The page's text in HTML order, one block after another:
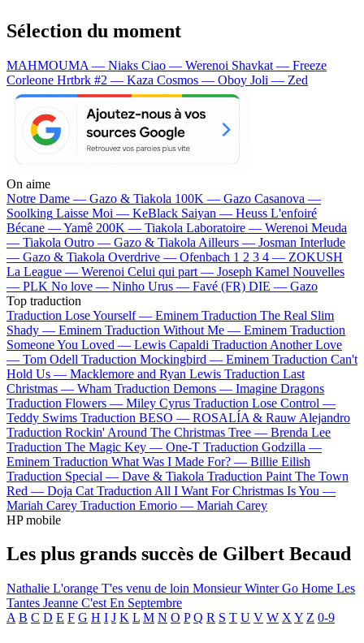
Sélection du moment
MAHMOUMA — Niaks Ciao — Werenoi Shavkat — Freeze
Corleone Hrtbrk #2 — Kaza Cosmos — Oboy Joli — Zed
On aime
Notre Dame — Gazo & Tiakola 100K — Gazo Casanova —
Soolking Laisse Moi — KeBlack Saiyan — Heuss L'enfoiré
Bécane —Yamê 200K — Tiakola Laboratoire — Werenoi Meuda
— Tiakola Outro — Gazo & Tiakola Ailleurs — Josman Interlude
— Gazo & Tiakola Overdrive — Ofenbach 1 2 3 4 — ZOKUSH
La League — Werenoi Celui qui part — Joseph Kamel Nouvelles
— PLK No love — Ninho Urus — Favé (FR) DIE — Gazo
Top traduction
Traduction Lose Yourself — Eminem Traduction The Real Slim
Shady — Eminem Traduction Without Me — Eminem Traduction
Someone You Loved — Lewis Capaldi Traduction Another Love
— Tom Odell Traduction Mockingbird — Eminem Traduction Can't
Hold Us — Macklemore and Ryan Lewis Traduction Last
Christmas — Wham Traduction Demons — Imagine Dragons
Traduction Flowers — Miley Cyrus Traduction Lose Control —
Teddy Swims Traduction BESO — ROSALÍA & Rauw Alejandro
Traduction Rockin' Around The Christmas Tree — Brenda Lee
Traduction The Magic Key — One-T Traduction Godzilla —
Eminem Traduction What Was I Made For? — Billie Eilish
Traduction Special — Dave & Tiakola Traduction Paint The Town
Red — Doja Cat Traduction All I Want For Christmas Is You —
Mariah Carey Traduction Emorio — Mariah Carey
HP mobile
Les plus grands succès de Gilbert Becaud
Nathalie L'orange T'es venu de loin Monsieur Winter Go Home Les
Tantes Jeanne C'est En Septembre
A B C D E F G H I J K L M N O P Q R S T U V W X Y Z 0-9